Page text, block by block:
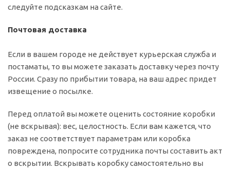
следуйте подсказкам на сайте.
Почтовая доставка
Если в вашем городе не действует курьерская служба и
постаматы, то вы можете заказать доставку через почту
России. Сразу по прибытии товара, на ваш адрес придет
извещение о посылке.
Перед оплатой вы можете оценить состояние коробки
(не вскрывая): вес, целостность. Если вам кажется, что
заказ не соответствует параметрам или коробка
повреждена, попросите сотрудника почты составить акт
о вскрытии. Вскрывать коробку самостоятельно вы